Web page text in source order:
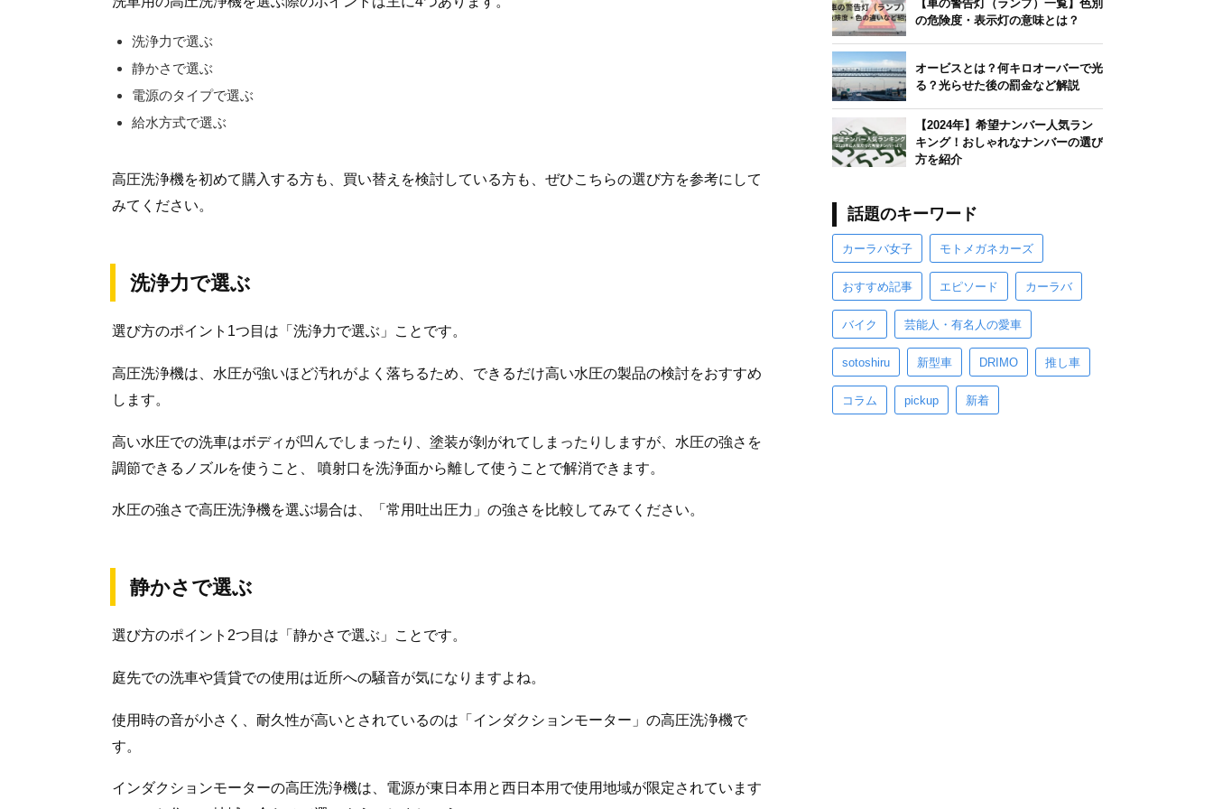
洗浄力で選ぶ
静かさで選ぶ
電源のタイプで選ぶ
給水方式で選ぶ
高圧洗浄機を初めて購入する方も、買い替えを検討している方も、ぜひこちらの選び方を参考にして
みてください。
洗浄力で選ぶ
選び方のポイント1つ目は「洗浄力で選ぶ」ことです。
高圧洗浄機は、水圧が強いほど汚れがよく落ちるため、できるだけ高い水圧の製品の検討をおすすめ
します。
高い水圧での洗車はボディが凹んでしまったり、塗装が剝がれてしまったりしますが、水圧の強さを
調節できるノズルを使うこと、 噴射口を洗浄面から離して使うことで解消できます。
水圧の強さで高圧洗浄機を選ぶ場合は、「常用吐出圧力」の強さを比較してみてください。
静かさで選ぶ
選び方のポイント2つ目は「静かさで選ぶ」ことです。
庭先での洗車や賃貸での使用は近所への騒音が気になりますよね。
使用時の音が小さく、耐久性が高いとされているのは「インダクションモーター」の高圧洗浄機で
す。
インダクションモーターの高圧洗浄機は、電源が東日本用と西日本用で使用地域が限定されています
【車の警告灯（ランプ）一覧】色別
の危険度・表示灯の意味とは？
オービスとは？何キロオーバーで光
る？光らせた後の罰金など解説
【2024年】希望ナンバー人気ラン
キング！おしゃれなナンバーの選び
方を紹介
話題のキーワード
カーラバ女子 モトメガネカーズ
おすすめ記事 エピソード カーラバ
バイク 芸能人・有名人の愛車
sotoshiru 新型車 DRIMO 推し車
コラム pickup 新着